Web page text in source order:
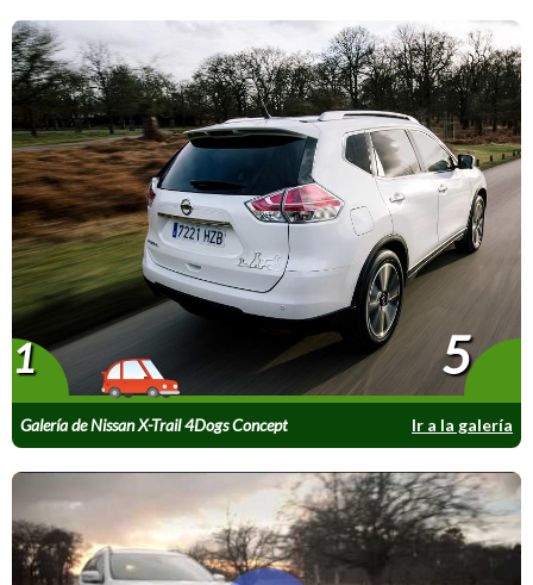
Galería de Nissan X-Trail 4Dogs Concept Ir a la galería
1 5